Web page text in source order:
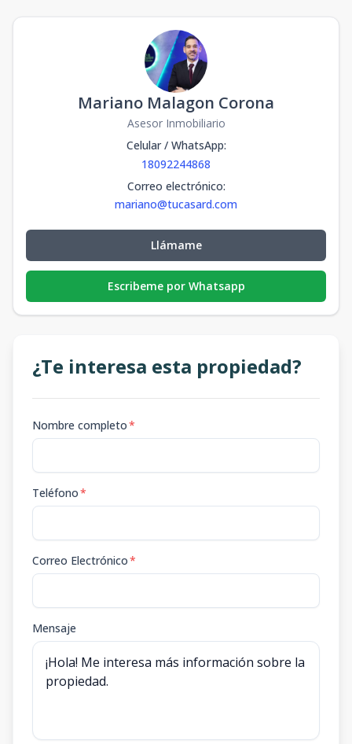
Mariano Malagon Corona
Asesor Inmobiliario
Celular / WhatsApp:
18092244868
Correo electrónico:
mariano@tucasard.com
Llámame
Escribeme por Whatsapp
¿Te interesa esta propiedad?
Nombre completo*
Teléfono*
Correo Electrónico*
Mensaje